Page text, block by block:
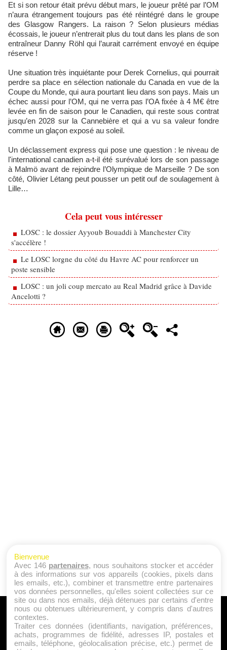
Et si son retour était prévu début mars, le joueur prêté par l’OM
n’aura étrangement toujours pas été réintégré dans le groupe
des Glasgow Rangers. La raison ? Selon plusieurs médias
écossais, le joueur n’entrerait plus du tout dans les plans de son
entraîneur Danny Röhl qui l’aurait carrément envoyé en équipe
réserve !
Une situation très inquiétante pour Derek Cornelius, qui pourrait
perdre sa place en sélection nationale du Canada en vue de la
Coupe du Monde, qui aura pourtant lieu dans son pays. Mais un
échec aussi pour l’OM, qui ne verra pas l’OA fixée à 4 M€ être
levée en fin de saison pour le Canadien, qui reste sous contrat
jusqu’en 2028 sur la Cannebière et qui a vu sa valeur fondre
comme un glaçon exposé au soleil.
Un déclassement express qui pose une question : le niveau de
l'international canadien a-t-il été surévalué lors de son passage
à Malmö avant de rejoindre l’Olympique de Marseille ? De son
côté, Olivier Létang peut pousser un petit ouf de soulagement à
Lille…
Cela peut vous intéresser
LOSC : le dossier Ayyoub Bouaddi à Manchester City
s'accélère !
Le LOSC lorgne du côté du Havre AC pour renforcer un
poste sensible
LOSC : un joli coup mercato au Real Madrid grâce à Davide
Ancelotti ?
A PROPOS
Qui sommes nous ?
Mentions Légales
Bienvenue
Avec 146 partenaires, nous souhaitons stocker et accéder
à des informations sur vos appareils (cookies, pixels dans
les emails, etc.), combiner et transmettre entre partenaires
vos données personnelles, qu'elles soient collectées sur ce
site ou dans nos emails, déjà détenues par certains d'entre
nous ou obtenues ultérieurement, y compris dans d'autres
contextes.
Traiter ces données (identifiants, navigation, préférences,
achats, programmes de fidélité, adresses IP, postales et
emails, téléphone, géolocalisation précise, etc.) permet de